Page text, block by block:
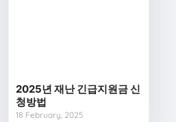
2025년 재난 긴급지원금 신
청방법
18 February, 2025